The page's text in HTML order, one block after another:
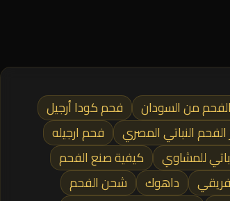
من السودان
فحم كودا أرجيل
الفحم النباتي المصري
فحم ارجيله
للمشاوي
كيفية صنع الفحم
داهوك
شحن الفحم